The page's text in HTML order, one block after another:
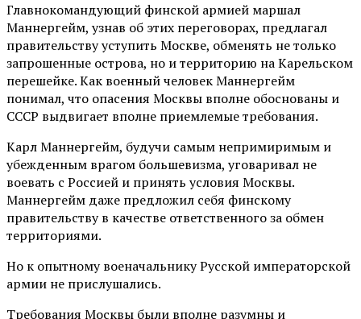
Главнокомандующий финской армией маршал
Маннергейм, узнав об этих переговорах, предлагал
правительству уступить Москве, обменять не только
запрошенные острова, но и территорию на Карельском
перешейке. Как военный человек Маннергейм
понимал, что опасения Москвы вполне обоснованы и
СССР выдвигает вполне приемлемые требования.
Карл Маннергейм, будучи самым непримиримым и
убежденным врагом большевизма, уговаривал не
воевать с Россией и принять условия Москвы.
Маннергейм даже предложил себя финскому
правительству в качестве ответственного за обмен
территориями.
Но к опытному военачальнику Русской императорской
армии не прислушались.
Требования Москвы были вполне разумны и